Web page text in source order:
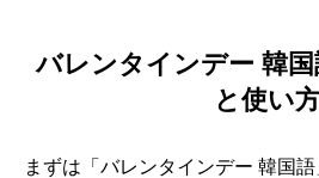
バレンタインデー 韓
と使い
まずは「バレンタインデー 韓国